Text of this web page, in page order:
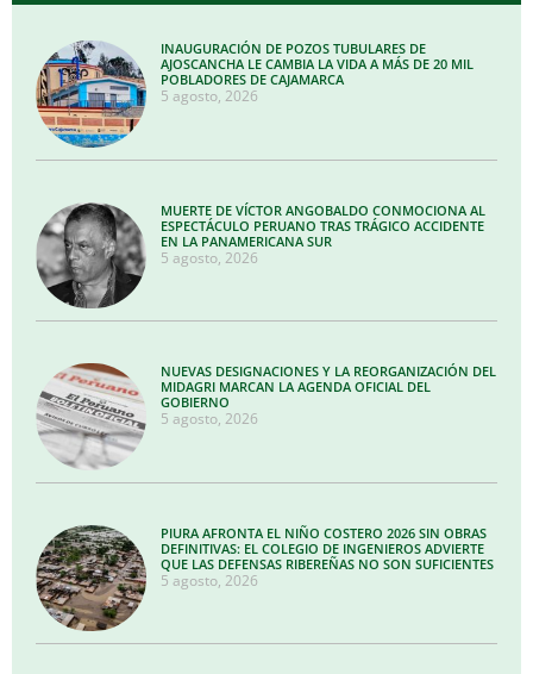
INAUGURACIÓN DE POZOS TUBULARES DE
AJOSCANCHA LE CAMBIA LA VIDA A MÁS DE 20 MIL
POBLADORES DE CAJAMARCA
5 agosto, 2026
MUERTE DE VÍCTOR ANGOBALDO CONMOCIONA AL
ESPECTÁCULO PERUANO TRAS TRÁGICO ACCIDENTE
EN LA PANAMERICANA SUR
5 agosto, 2026
NUEVAS DESIGNACIONES Y LA REORGANIZACIÓN DEL
MIDAGRI MARCAN LA AGENDA OFICIAL DEL
GOBIERNO
5 agosto, 2026
PIURA AFRONTA EL NIÑO COSTERO 2026 SIN OBRAS
DEFINITIVAS: EL COLEGIO DE INGENIEROS ADVIERTE
QUE LAS DEFENSAS RIBEREÑAS NO SON SUFICIENTES
5 agosto, 2026